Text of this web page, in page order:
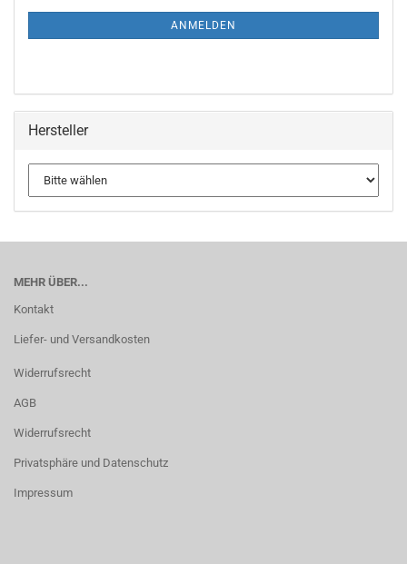
ANMELDEN
Hersteller
MEHR ÜBER...
Kontakt
Liefer- und Versandkosten
Widerrufsrecht
AGB
Widerrufsrecht
Privatsphäre und Datenschutz
Impressum